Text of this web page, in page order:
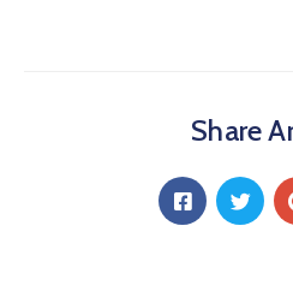
Share